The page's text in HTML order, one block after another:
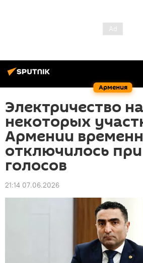
Армения
Электричество на
некоторых
Армении
отключилось
голосов
21:14 07.06.2026